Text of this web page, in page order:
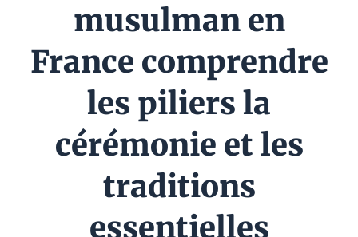
musulman en
France comprendre
les piliers la
cérémonie et les
traditions
essentielles